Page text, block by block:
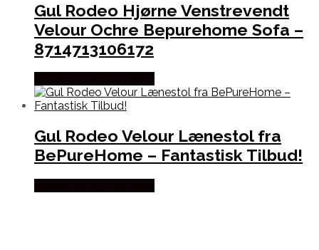
Gul Rodeo Hjørne Venstrevendt
Velour Ochre Bepurehome Sofa –
8714713106172
Gul Rodeo Velour Lænestol fra
BePureHome – Fantastisk Tilbud!